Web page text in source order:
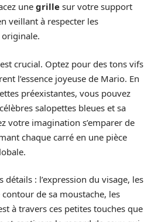
une grille sur votre support
veillant à respecter les
est crucial. Optez pour des tons vifs
l’essence joyeuse de Mario. En
préexistantes, vous pouvez
salopettes bleues et sa
votre imagination s’emparer de
chaque carré en une pièce
détails : l’expression du visage, les
de sa moustache, les
à travers ces petites touches que